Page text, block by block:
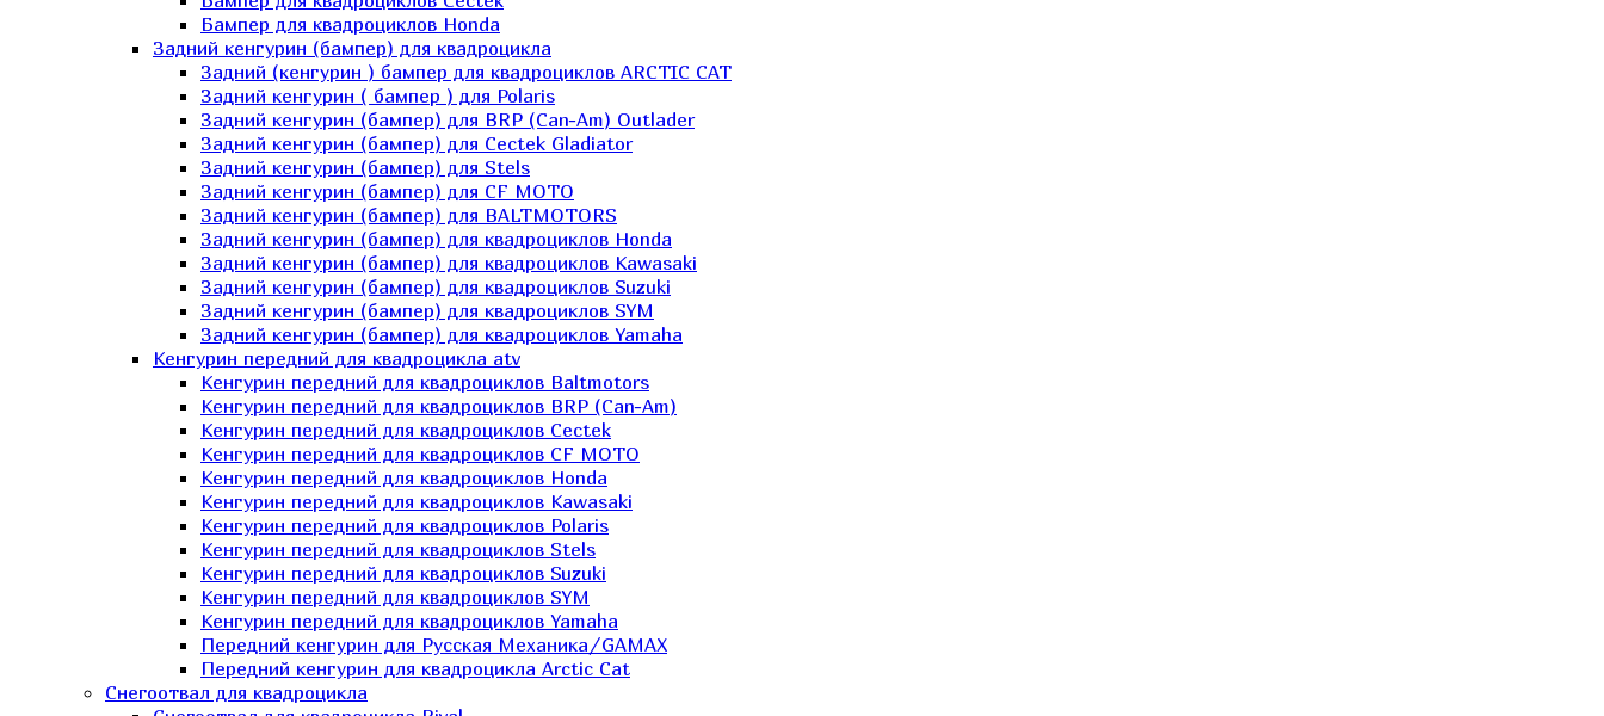
Бампер для квадроциклов Honda
Задний кенгурин (бампер) для квадроцикла
Задний (кенгурин ) бампер для квадроциклов ARCTIC CAT
Задний кенгурин ( бампер ) для Polaris
Задний кенгурин (бампер) для BRP (Can-Am) Outlader
Задний кенгурин (бампер) для Cectek Gladiator
Задний кенгурин (бампер) для Stels
Задний кенгурин (бампер) для СF MOTO
Задний кенгурин (бампер) для BALTMOTORS
Задний кенгурин (бампер) для квадроциклов Honda
Задний кенгурин (бампер) для квадроциклов Kawasaki
Задний кенгурин (бампер) для квадроциклов Suzuki
Задний кенгурин (бампер) для квадроциклов SYM
Задний кенгурин (бампер) для квадроциклов Yamaha
Кенгурин передний для квадроцикла atv
Кенгурин передний для квадроциклов Baltmotors
Кенгурин передний для квадроциклов BRP (Can-Am)
Кенгурин передний для квадроциклов Cectek
Кенгурин передний для квадроциклов CF MOTO
Кенгурин передний для квадроциклов Honda
Кенгурин передний для квадроциклов Kawasaki
Кенгурин передний для квадроциклов Polaris
Кенгурин передний для квадроциклов Stels
Кенгурин передний для квадроциклов Suzuki
Кенгурин передний для квадроциклов SYM
Кенгурин передний для квадроциклов Yamaha
Передний кенгурин для Русская Механика/GAMAX
Передний кенгурин для квадроцикла Arctic Cat
Снегоотвал для квадроцикла